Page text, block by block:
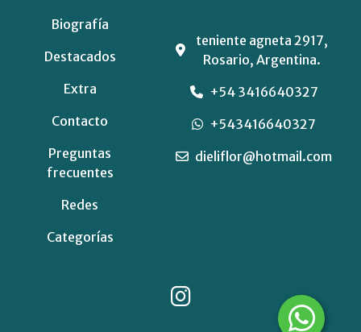
Biografía
Destacados
Extra
Contacto
Preguntas
frecuentes
Redes
Categorías
teniente agneta 2917,
Rosario, Argentina.
+54 3416640327
+543416640327
dieliflor@hotmail.com